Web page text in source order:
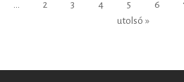
2 3 4 5 6
utolsó »